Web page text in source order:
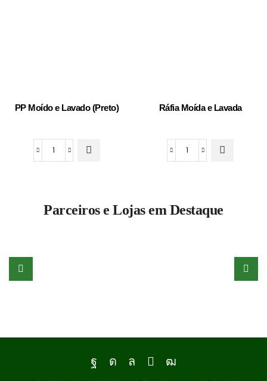
PP Moído e Lavado (Preto)
PP
(Preto)
Ráfia Moída e Lavada
Ráfia
quantidade
Parceiros e Lojas em Destaque
Facebook
Instagram
Whatsapp
EmailYoutube